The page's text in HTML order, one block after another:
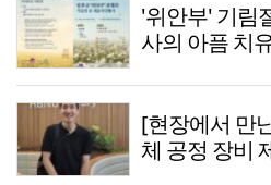
'위안부' 기림
사의 아픔 치
[현장에서 만
체 공정 장비